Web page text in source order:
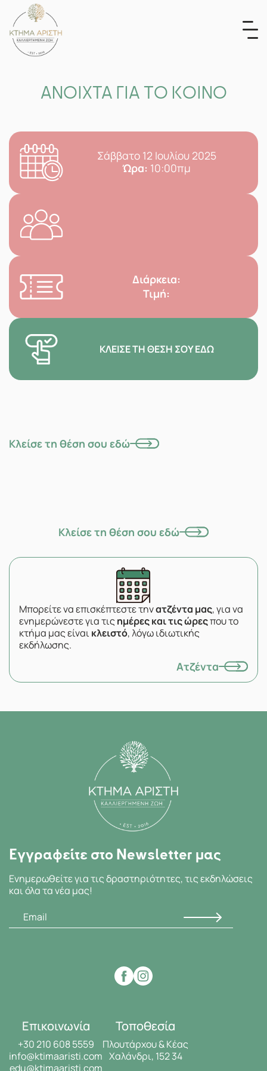
content
ΑΝΟΙΧΤΑ ΓΙΑ ΤΟ ΚΟΙΝΟ
Σάββατο 12 Ιουλίου 2025
Ώρα: 10:00πμ
Διάρκεια:
Τιμή:
ΚΛΕΊΣΕ ΤΗ ΘΈΣΗ ΣΟΥ ΕΔΏ
Κλείσε τη θέση σου εδώ
Κλείσε τη θέση σου εδώ
Μπορείτε να επισκέπτεστε τηνατζέντα μας, για να
ενημερώνεστε για τιςημέρες και τις ώρεςπου το
κτήμα μας είναικλειστό, λόγω ιδιωτικής
εκδήλωσης.
Ατζέντα
Εγγραφείτε στο Newsletter μας
Ενημερωθείτε για τις δραστηριότητες, τις εκδηλώσεις
και όλα τα νέα μας!
Επικοινωνία
+30 210 608 5559
info@ktimaaristi.com
edu@ktimaaristi.com
Τοποθεσία
Πλουτάρχου & Κέας
Χαλάνδρι, 152 34